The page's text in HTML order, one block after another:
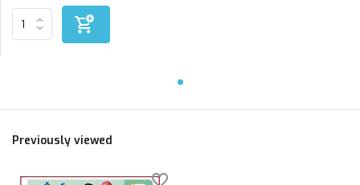
Previously viewed